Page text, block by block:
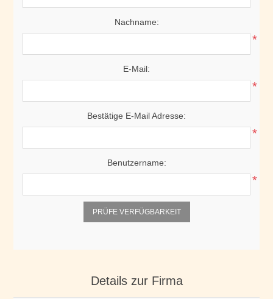
Nachname:
*
E-Mail:
*
Bestätige E-Mail Adresse:
*
Benutzername:
*
PRÜFE VERFÜGBARKEIT
Details zur Firma